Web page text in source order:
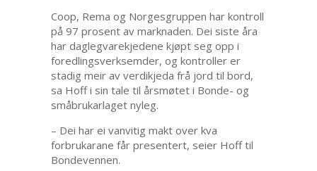
Coop, Rema og Norgesgruppen har kontroll
på 97 prosent av marknaden. Dei siste åra
har daglegvarekjedene kjøpt seg opp i
foredlingsverksemder, og kontroller er
stadig meir av verdikjeda frå jord til bord,
sa Hoff i sin tale til årsmøtet i Bonde- og
småbrukarlaget nyleg.
– Dei har ei vanvitig makt over kva
forbrukarane får presentert, seier Hoff til
Bondevennen.